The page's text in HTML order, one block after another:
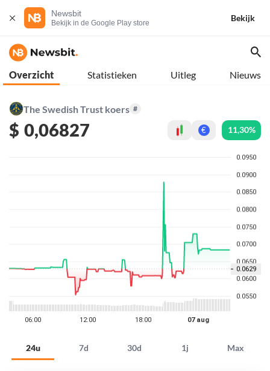
Newsbit
Bekijk in de Google Play store
Bekijk
Overzicht Statistieken Uitleg Nieuws
The Swedish Trust koers #
$ 0,06827 € 11,30%
24u 7d 30d 1j Max